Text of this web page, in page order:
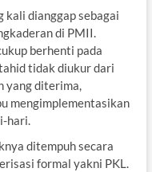
kali dianggap sebagai
di PMII.
berhenti pada
tidak diukur dari
yang diterima,
mengimplementasikan
hari.
ditempuh secara
formal yakni PKL.